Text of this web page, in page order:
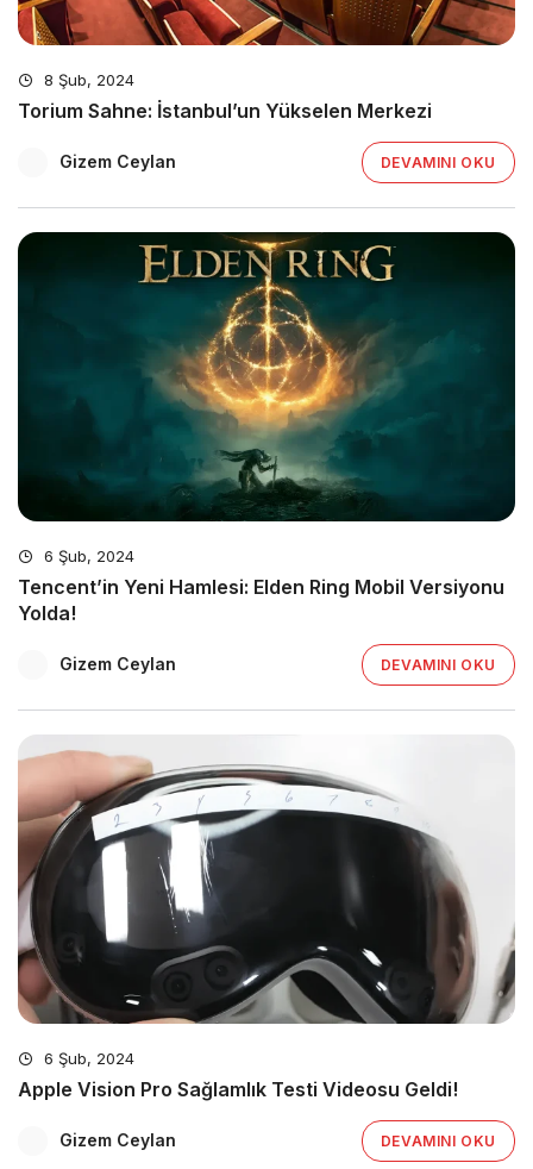
8 Şub, 2024
Torium Sahne: İstanbul’un Yükselen Merkezi
Gizem Ceylan DEVAMINI OKU
6 Şub, 2024
Tencent’in Yeni Hamlesi: Elden Ring Mobil Versiyonu
Yolda!
Gizem Ceylan DEVAMINI OKU
6 Şub, 2024
Apple Vision Pro Sağlamlık Testi Videosu Geldi!
Gizem Ceylan DEVAMINI OKU